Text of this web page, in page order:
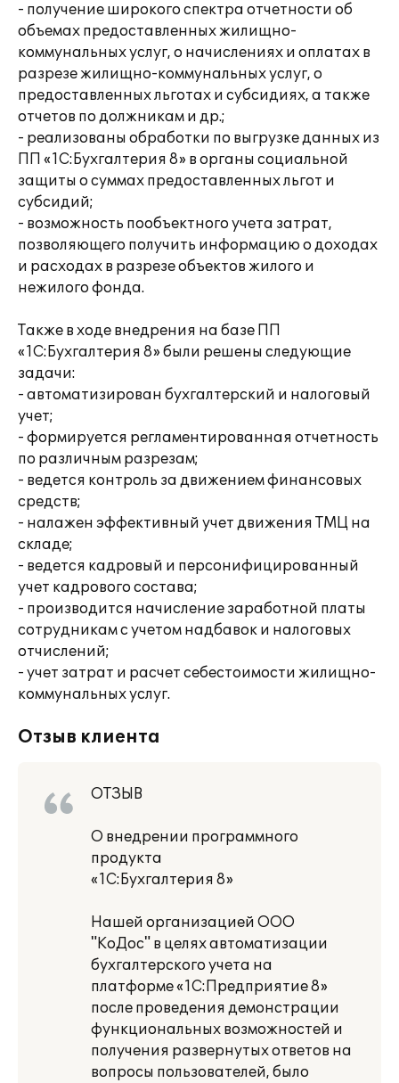
- получение широкого спектра отчетности об
объемах предоставленных жилищно-
коммунальных услуг, о начислениях и оплатах в
разрезе жилищно-коммунальных услуг, о
предоставленных льготах и субсидиях, а также
отчетов по должникам и др.;
- реализованы обработки по выгрузке данных из
ПП «1С:Бухгалтерия 8» в органы социальной
защиты о суммах предоставленных льгот и
субсидий;
- возможность пообъектного учета затрат,
позволяющего получить информацию о доходах
и расходах в разрезе объектов жилого и
нежилого фонда.
Также в ходе внедрения на базе ПП
«1С:Бухгалтерия 8» были решены следующие
задачи:
- автоматизирован бухгалтерский и налоговый
учет;
- формируется регламентированная отчетность
по различным разрезам;
- ведется контроль за движением финансовых
средств;
- налажен эффективный учет движения ТМЦ на
складе;
- ведется кадровый и персонифицированный
учет кадрового состава;
- производится начисление заработной платы
сотрудникам с учетом надбавок и налоговых
отчислений;
- учет затрат и расчет себестоимости жилищно-
коммунальных услуг.
Отзыв клиента
ОТЗЫВ
О внедрении программного
продукта
«1С:Бухгалтерия 8»
Нашей организацией ООО
"КоДос" в целях автоматизации
бухгалтерского учета на
платформе «1С:Предприятие 8»
после проведения демонстрации
функциональных возможностей и
получения развернутых ответов на
вопросы пользователей, было